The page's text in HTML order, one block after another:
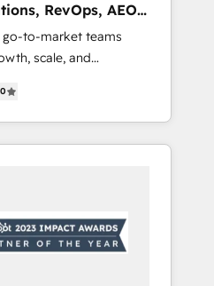
AI and custom agents
8
and deep HIPAA-
resilient growth.
RevOps, AEO
go-to-market teams
scale, and
companies activate
customer platform
Loop
through expert-led
for clean data,
&